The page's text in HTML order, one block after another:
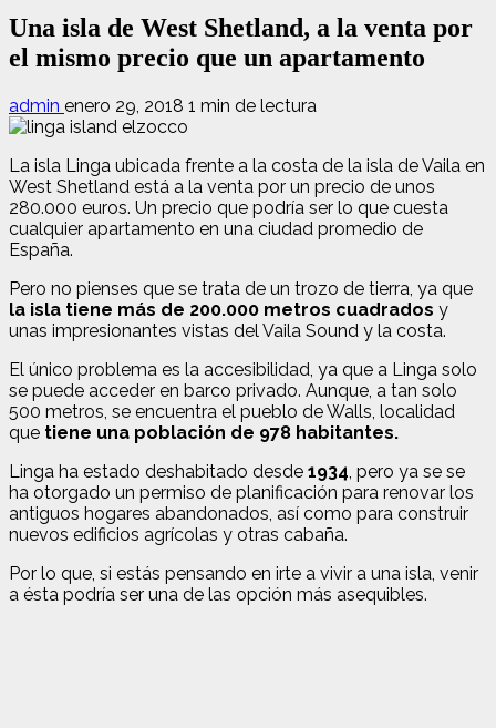
Una isla de West Shetland, a la venta por
el mismo precio que un apartamento
admin enero 29, 2018 1 min de lectura
La isla Linga ubicada frente a la costa de la isla de Vaila en
West Shetland está a la venta por un precio de unos
280.000 euros. Un precio que podría ser lo que cuesta
cualquier apartamento en una ciudad promedio de
España.
Pero no pienses que se trata de un trozo de tierra, ya que
la isla tiene más de 200.000 metros cuadrados y
unas impresionantes vistas del Vaila Sound y la costa.
El único problema es la accesibilidad, ya que a Linga solo
se puede acceder en barco privado. Aunque, a tan solo
500 metros, se encuentra el pueblo de Walls, localidad
que tiene una población de 978 habitantes.
Linga ha estado deshabitado desde 1934, pero ya se se
ha otorgado un permiso de planificación para renovar los
antiguos hogares abandonados, así como para construir
nuevos edificios agrícolas y otras cabaña.
Por lo que, si estás pensando en irte a vivir a una isla, venir
a ésta podría ser una de las opción más asequibles.